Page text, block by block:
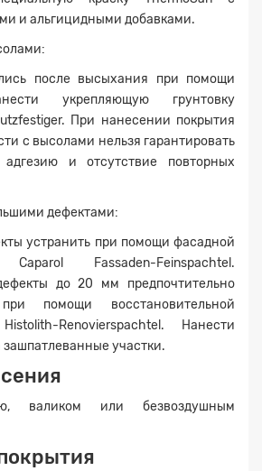
и альгицидными добавками.
после высыхания при помощи
укрепляющую грунтовку
При нанесении покрытия
с высолами нельзя гарантировать
адгезию и отсутствие повторных
дефектами:
устранить при помощи фасадной
Caparol Fassaden-Feinspachtel.
до 20 мм предпочтительно
помощи восстановительной
Renovierspachtel. Нанести
зашпатлеванные участки.
валиком или безвоздушным